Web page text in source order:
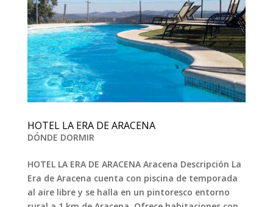
HOTEL LA ERA DE ARACENA
DÓNDE DORMIR
HOTEL LA ERA DE ARACENA Aracena Descripción La
Era de Aracena cuenta con piscina de temporada
al aire libre y se halla en un pintoresco entorno